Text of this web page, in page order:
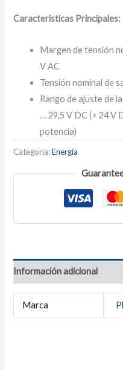
Características Principales:
Margen de tensión
V AC
Tensión nominal de
Rango de ajuste de
… 29,5 V DC (> 24 V
potencia)
Categoría:Energía
Información adicional
Marca